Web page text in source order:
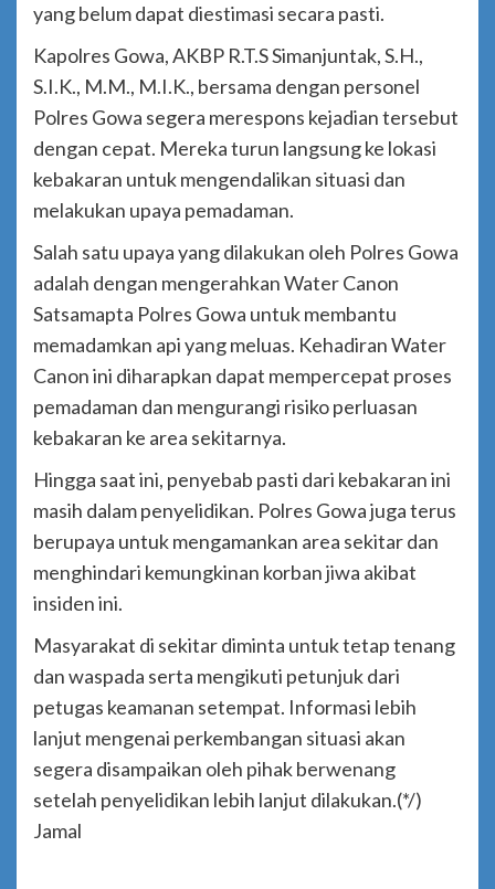
yang belum dapat diestimasi secara pasti.
Kapolres Gowa, AKBP R.T.S Simanjuntak, S.H.,
S.I.K., M.M., M.I.K., bersama dengan personel
Polres Gowa segera merespons kejadian tersebut
dengan cepat. Mereka turun langsung ke lokasi
kebakaran untuk mengendalikan situasi dan
melakukan upaya pemadaman.
Salah satu upaya yang dilakukan oleh Polres Gowa
adalah dengan mengerahkan Water Canon
Satsamapta Polres Gowa untuk membantu
memadamkan api yang meluas. Kehadiran Water
Canon ini diharapkan dapat mempercepat proses
pemadaman dan mengurangi risiko perluasan
kebakaran ke area sekitarnya.
Hingga saat ini, penyebab pasti dari kebakaran ini
masih dalam penyelidikan. Polres Gowa juga terus
berupaya untuk mengamankan area sekitar dan
menghindari kemungkinan korban jiwa akibat
insiden ini.
Masyarakat di sekitar diminta untuk tetap tenang
dan waspada serta mengikuti petunjuk dari
petugas keamanan setempat. Informasi lebih
lanjut mengenai perkembangan situasi akan
segera disampaikan oleh pihak berwenang
setelah penyelidikan lebih lanjut dilakukan.(*/)
Jamal